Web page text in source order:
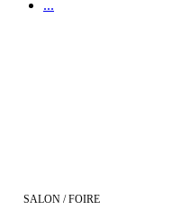
...
SALON / FOIRE